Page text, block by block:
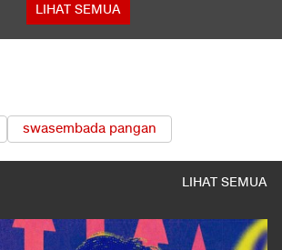
LIHAT SEMUA
swasembada pangan
LIHAT SEMUA